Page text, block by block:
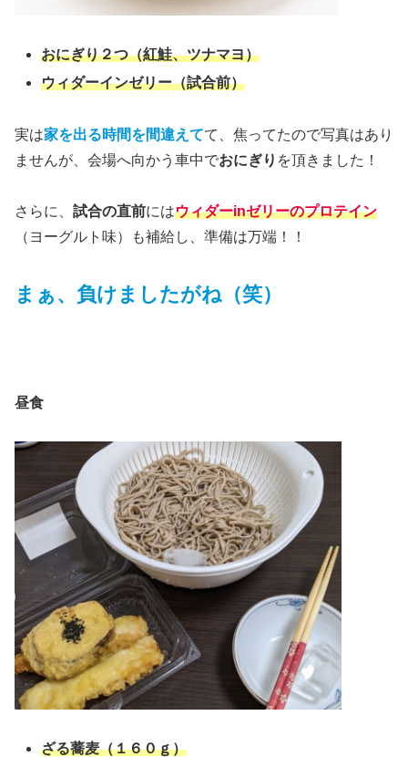
おにぎり２つ（紅鮭、ツナマヨ）
ウィダーインゼリー（試合前）
実は家を出る時間を間違えてて、焦ってたので写真はあり
ませんが、会場へ向かう車中でおにぎり を頂きました！
さらに、 試合の直前にはウィダーinゼリーのプロテイン
（ヨーグルト味）も補給し、準備は万端！！
まぁ、負けましたがね（笑）
昼食
ざる蕎麦（１６０ｇ）